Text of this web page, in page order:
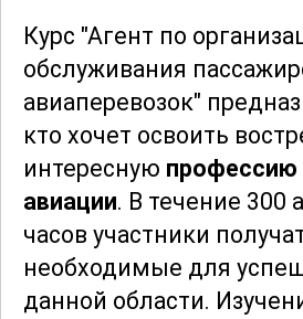
Курс "Агент по
обслуживания
авиаперевозок"
кто хочет освоить
интересную профессию
авиации. В течение 300
часов участники
необходимые для
данной области.